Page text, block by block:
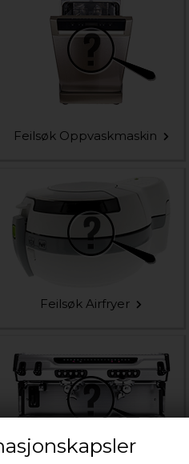
Feilsøk Oppvaskmaskin
Feilsøk Airfryer